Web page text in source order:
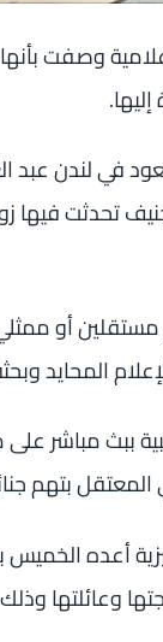
وصفت
لندن عبد
تحدثت فيها
أو ممثلي
المحايد
ببث مباشر
بتهم
أعده
وعائلتها